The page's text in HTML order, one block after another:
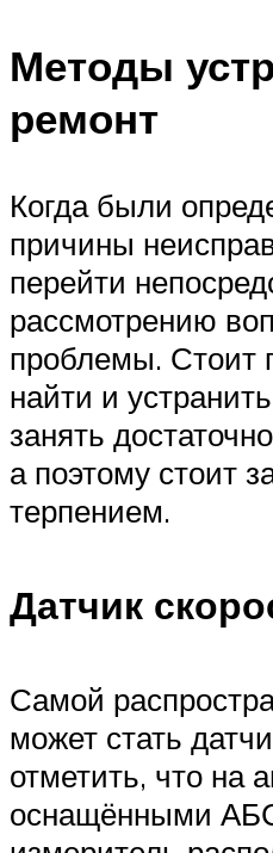
Методы
ремонт
Когда были
причины
перейти
рассмотрению
проблемы. Стоит
найти и
занять
а поэтому стоит
терпением.
Датчик
Самой
может стать
отметить, что на
оснащёнными